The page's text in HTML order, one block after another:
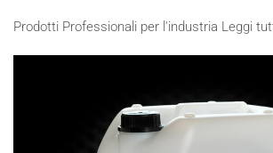
Prodotti Professionali per l'industria Leggi